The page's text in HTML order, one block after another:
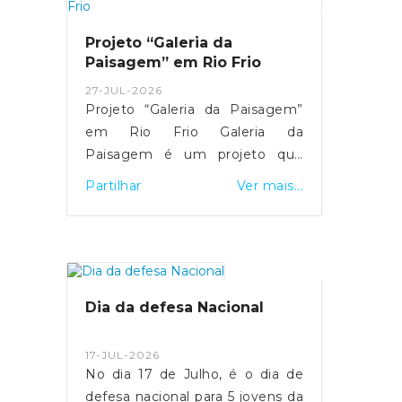
muitas bênçãos para prosseguir
a sua missão.Parabéns e muito
obrigado pelo convite!
Projeto “Galeria da
Paisagem” em Rio Frio
27-JUL-2026
Projeto “Galeria da Paisagem”
em Rio Frio Galeria da
Paisagem é um projeto que
convida a pensar a paisagem
política e social
residência artística de longa
do ano, três artistas, Cristina
Ciríaco, tiveram parte do
território de Arcos de Valdevez,
Partilhar Ver mais...
Dia da defesa Nacional
17-JUL-2026
No dia 17 de Julho, é o dia de
defesa nacional para 5 jovens da